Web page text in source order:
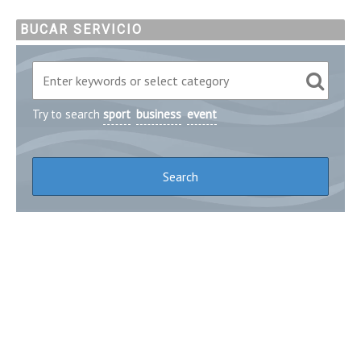
BUCAR SERVICIO
Try to search sport business event